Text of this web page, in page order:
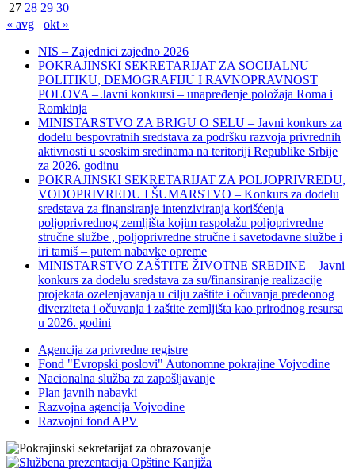
27 28 29 30
« avg
okt »
NIS – Zajednici zajedno 2026
POKRAJINSKI SEKRETARIJAT ZA SOCIJALNU
POLITIKU, DEMOGRAFIJU I RAVNOPRAVNOST
POLOVA – Javni konkursi – unapređenje položaja Roma i
Romkinja
MINISTARSTVO ZA BRIGU O SELU – Javni konkurs za
dodelu bespovratnih sredstava za podršku razvoja privrednih
aktivnosti u seoskim sredinama na teritoriji Republike Srbije
za 2026. godinu
POKRAJINSKI SEKRETARIJAT ZA POLJOPRIVREDU,
VODOPRIVREDU I ŠUMARSTVO – Konkurs za dodelu
sredstava za finansiranje intenziviranja korišćenja
poljoprivrednog zemljišta kojim raspolažu poljoprivredne
stručne službe , poljoprivredne stručne i savetodavne službe i
iri tamiš ‒ putem nabavke opreme
MINISTARSTVO ZAŠTITE ŽIVOTNE SREDINE – Javni
konkurs za dodelu sredstava za su/finansiranje realizacije
projekata ozelenjavanja u cilju zaštite i očuvanja predeonog
diverziteta i očuvanja i zaštite zemljišta kao prirodnog resursa
u 2026. godini
Agencija za privredne registre
Fond "Evropski poslovi" Autonomne pokrajine Vojvodine
Nacionalna služba za zapošljavanje
Plan javnih nabavki
Razvojna agencija Vojvodine
Razvojni fond APV